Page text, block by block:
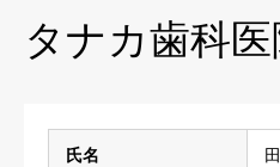
タナカ歯科医
氏名